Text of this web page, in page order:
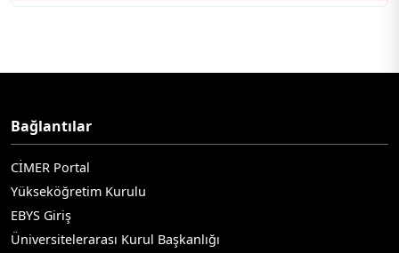
Bağlantılar
CİMER Portal
Yükseköğretim Kurulu
EBYS Giriş
Üniversitelerarası Kurul Başkanlığı